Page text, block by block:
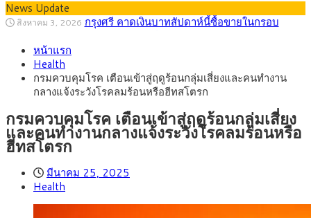
News Update
สิงหาคม 3, 2026
33.00-33.60 ติดตามข้อมูลจ้างงานสหรัฐฯ
สิงหาคม 1, 2026 “เอกนิติ” เปิดเครื่องยนต์เศรษฐกิจใหม่ของไทย
ศักยภาพ
ติดลายการ์ตูน กรมศุลกากร เตือนผู้ปกครองเฝ้าระวัง หลังยึดล็อต
ใหญ่จากเยอรมนี
กรกฎาคม 27, 2026
2569) ซื้อขายในกรอบ 33.40-34.00 มองเฟดคงดอกเบี้ย
สิงหาคม 5, 2026
ครม.ไฟเขียวหลักการ ร่าง พ.ร.ฎ. เปิดทาง รฟม.เดิน
หน้ารถไฟฟ้าสงขลา โมโนเรล 12.54 กม. เชื่อมเมืองหาดใหญ่
สิงหาคม 4, 2026 สธ.ชี้ รพ.รัฐแบกรับผู้ป่วยบัตรทอง 87% แต่ได้งบ
รายหัวเพียง 2,618 บาท เสนอทบทวนจัดสรรงบให้สอดคล้องภาระ
งานจริง
สิงหาคม 3, 2026 กรุงศรี คาดเงินบาทสัปดาห์นี้ซื้อขายในกรอบ
33.00-33.60 ติดตามข้อมูลจ้างงานสหรัฐฯ
หน้าแรก
Health
กรมควบคุมโรค เตือนเข้าสู่ฤดูร้อนกลุ่มเสี่ยงและคนทำงาน
กลางแจ้งระวังโรคลมร้อนหรือฮีทสโตรก
กรมควบคุมโรค เตือนเข้าสู่ฤดูร้อนกลุ่มเสี่ยง
และคนทำงานกลางแจ้งระวังโรคลมร้อนหรือ
ฮีทสโตรก
มีนาคม 25, 2025
Health